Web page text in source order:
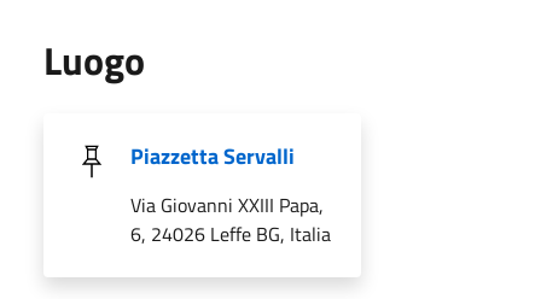
Luogo
Piazzetta Servalli
Via Giovanni XXIII Papa,
6, 24026 Leffe BG, Italia